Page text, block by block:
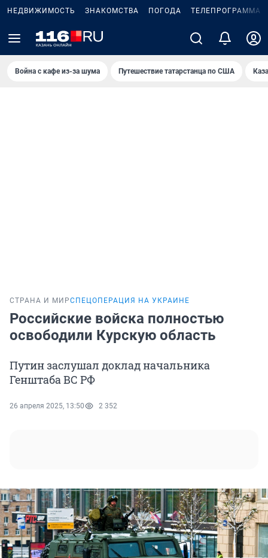
НЕДВИЖИМОСТЬ ЗНАКОМСТВА ПОГОДА ТЕЛЕПРОГРАММА
Война с кафе из-за шума Путешествие татарстанца по США
СТРАНА И МИРСПЕЦОПЕРАЦИЯ НА УКРАИНЕ
Российские войска полностью
освободили Курскую область
Путин заслушал доклад начальника
Генштаба ВС РФ
26 апреля 2025, 13:50 2 352